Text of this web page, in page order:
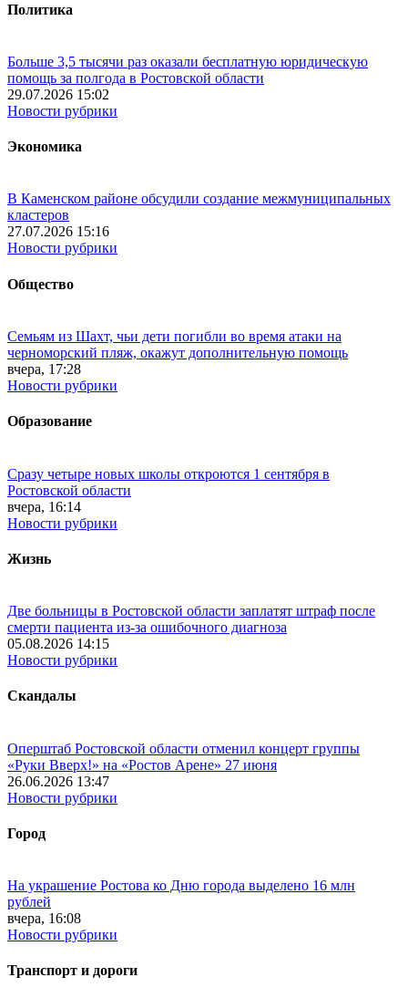
Политика
Больше 3,5 тысячи раз оказали бесплатную юридическую
помощь за полгода в Ростовской области
29.07.2026 15:02
Новости рубрики
Экономика
В Каменском районе обсудили создание межмуниципальных
кластеров
27.07.2026 15:16
Новости рубрики
Общество
Семьям из Шахт, чьи дети погибли во время атаки на
черноморский пляж, окажут дополнительную помощь
вчера, 17:28
Новости рубрики
Образование
Сразу четыре новых школы откроются 1 сентября в
Ростовской области
вчера, 16:14
Новости рубрики
Жизнь
Две больницы в Ростовской области заплатят штраф после
смерти пациента из-за ошибочного диагноза
05.08.2026 14:15
Новости рубрики
Скандалы
Оперштаб Ростовской области отменил концерт группы
«Руки Вверх!» на «Ростов Арене» 27 июня
26.06.2026 13:47
Новости рубрики
Город
На украшение Ростова ко Дню города выделено 16 млн
рублей
вчера, 16:08
Новости рубрики
Транспорт и дороги